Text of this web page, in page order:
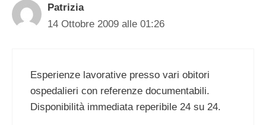
Patrizia
14 Ottobre 2009 alle 01:26
Esperienze lavorative presso vari obitori
ospedalieri con referenze documentabili.
Disponibilità immediata reperibile 24 su 24.